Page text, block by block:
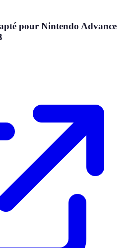
pour Nintendo Advance